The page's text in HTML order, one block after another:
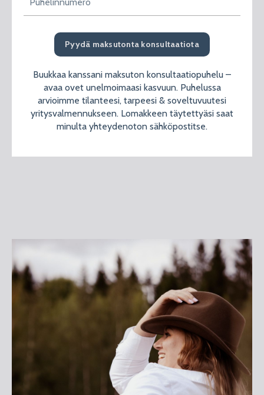
Pyydä maksutonta konsultaatiota
Buukkaa kanssani maksuton konsultaatiopuhelu –
avaa ovet unelmoimaasi kasvuun. Puhelussa
arvioimme tilanteesi, tarpeesi & soveltuvuutesi
yritysvalmennukseen. Lomakkeen täytettyäsi saat
minulta yhteydenoton sähköpostitse.